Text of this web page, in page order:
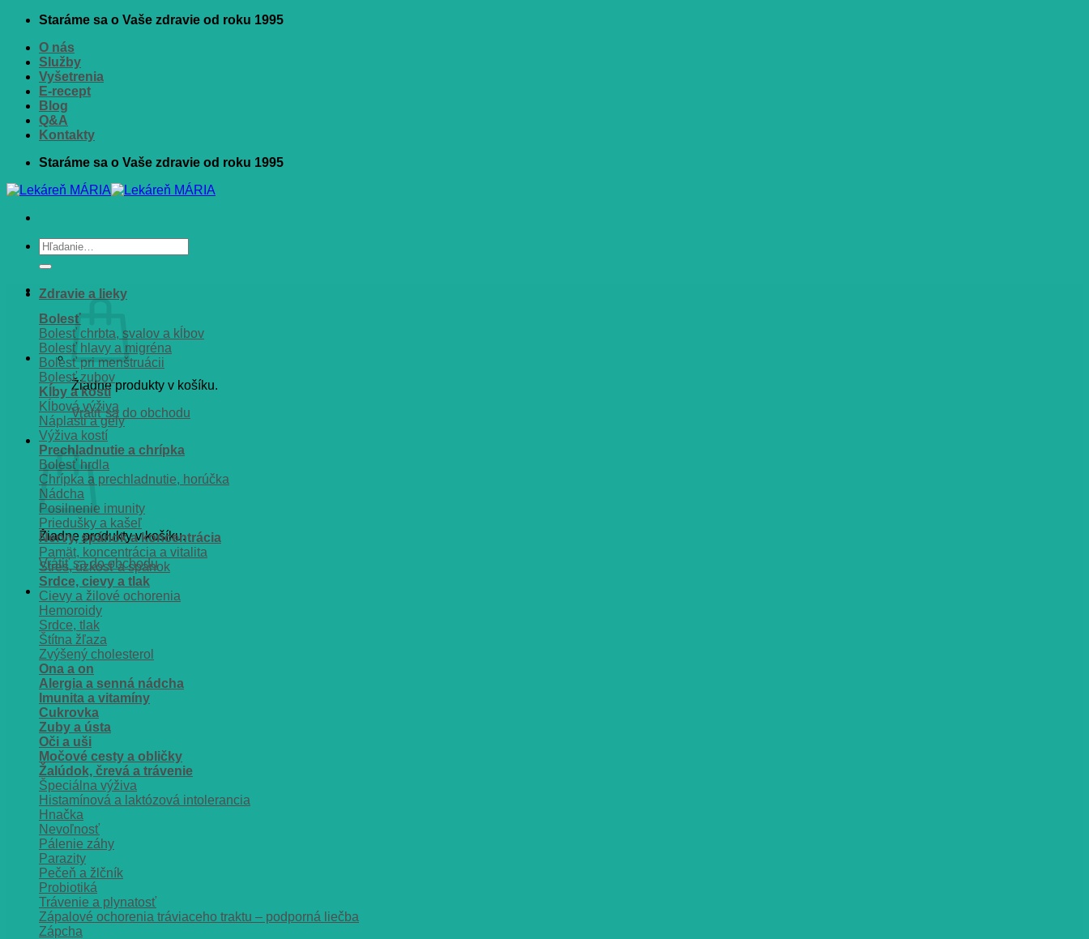
Skip
content
Staráme sa o Vaše zdravie od roku 1995
O nás
Služby
Vyšetrenia
E-recept
Blog
Q&A
Kontakty
Staráme sa o Vaše zdravie od roku 1995
Hľadať:
Žiadne produkty v košíku.
Vrátiť sa do obchodu
Košík
Žiadne produkty v košíku.
Vrátiť sa do obchodu
Zdravie a lieky
Bolesť
Bolesť chrbta, svalov a kĺbov
Bolesť hlavy a migréna
Bolesť pri menštruácii
Bolesť zubov
Kĺby a kosti
Kĺbová výživa
Náplasti a gély
Výživa kostí
Prechladnutie a chrípka
Bolesť hrdla
Chrípka a prechladnutie, horúčka
Nádcha
Posilnenie imunity
Priedušky a kašeľ
Nervy, spánok a koncentrácia
Pamät, koncentrácia a vitalita
Stres, úzkosť a spánok
Srdce, cievy a tlak
Cievy a žilové ochorenia
Hemoroidy
Srdce, tlak
Štítna žľaza
Zvýšený cholesterol
Ona a on
Alergia a senná nádcha
Imunita a vitamíny
Cukrovka
Zuby a ústa
Oči a uši
Močové cesty a obličky
Žalúdok, črevá a trávenie
Špeciálna výživa
Histamínová a laktózová intolerancia
Hnačka
Nevoľnosť
Pálenie záhy
Parazity
Pečeň a žlčník
Probiotiká
Trávenie a plynatosť
Zápalové ochorenia tráviaceho traktu – podporná liečba
Zápcha